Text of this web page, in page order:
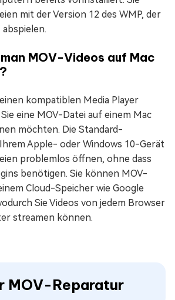
mit der Version 12 des WMP, der
MOV-Videos auf Mac
kompatiblen Media Player
eine MOV-Datei auf einem Mac
möchten. Die Standard-
Apple- oder Windows 10-Gerät
problemlos öffnen, ohne dass
benötigen. Sie können MOV-
Cloud-Speicher wie Google
Sie Videos von jedem Browser
streamen können.
MOV-Reparatur